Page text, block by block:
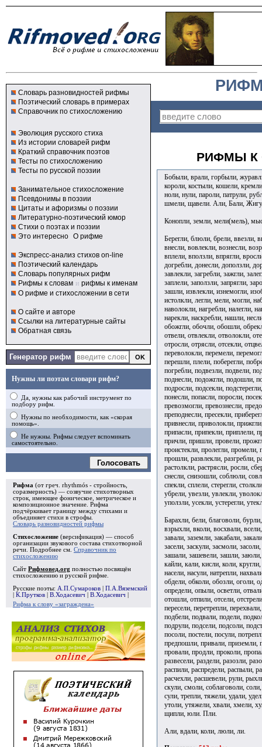
Словарь разновидностей рифмы
Поэтический словарь в примерах
Справочник по стихосложению
Эволюция русского стиха
Из истории словарей рифм
Краткий справочник поэтов
Тесты по стихосложению
Тесты по русской поэзии
Занимательное стихосложение
Псевдонимы в поэзии
Цитаты и афоризмы о поэзии
Литературно-поэтический юмор
Стихи о поэтах и поэзии
Это интересно О рифме
Экспресс-анализ стихов on-line
Поэтический календарь
Словарь популярных рифм
Рифмы к словам и рифмы к именам
О рифме и стихосложении в сети
О сайте и авторе
Ссылки на литературные сайты
Обратная связь
Генератор рифм
Нужны ли поэтам словари рифм?
Да, нужны как рабочий инструмент по
подбору рифм.
Нужны по необходимости, как «скорая
помощь».
Не нужны. Рифмы следует вспоминать
самостоятельно.
Голосовать
Рифма (от греч. rhythmós - стройность,
соразмерность) — созвучие стихотворных
строк, имеющее фоническое, метрическое и
композиционное значение. Рифма
подчёркивает границу между стихами и
объединяет стихи в строфы
Словарь разновидностей рифмы
Стихосложение (версификация) — способ
организации звукового состава стихотворной
речи. Подробнее см. Справочник по
стихосложению
Сайт Рифмовед.org полностью посвящён
стихосложению и русской рифме.
Русские поэты: А.П.Сумароков
П.А.Вяземский
К.Прутков В.Ходасевич В.Ходасевич
Рифма к слову «заграждена»
РИФМЫ К
Бобыли, врали, горбыли,
короли, костыли, кошели,
ноли, нули, пароли, патрули,
шмели, щавели. Али, Бали,
Конопли, земли, мели(мель),
Берегли, блюли, брели, ввезли,
внесли, вовлекли, вознесли,
вплели, вползли, впрягли,
догребли, донесли, доползли,
завлекли, загребли, зажгли,
заплели, заползли, запрягли,
зашли, извлекли, изнемогли,
истолкли, легли, мели, могли,
наволокли, нагребли, налегли,
нарекли, наскребли, нашли,
обожгли, обочли, обошли,
отвели, отвлекли, отволокли,
отросли, отрясли, отсекли,
переволокли, перемели,
перешли, плели, поберегли,
погребли, подвезли, подвели,
поднесли, подожгли, подошли,
подросли, подсекли,
понесли, попасли, поросли,
превозмогли, превознесли,
преподнесли, пресекли,
привнесли, приволокли,
припасли, припекли, приплели,
причли, пришли, провели,
проистекли, пролегли, промели,
прошли, развлекли, разгребли,
растолкли, растрясли, росли,
снесли, снизошли, соблюли,
спекли, сплели, стерегли,
убрели, увезли, увлекли,
уползли, усекли, устерегли,
Барахли, бели, благоволи,
взрыхли, вколи, восхвали,
завали, заземли, закабали,
засели, заскули, засмоли,
зашали, зашевели, зашли,
кайли, кали, кисли, коли,
насели, насули, натрепли,
обдели, обколи, обозли, оголи,
определи, опыли, осветли,
отошли, отпили, отсели,
пересели, перетрепли,
подбели, подвали, подели,
подрули, подсели, подсоли,
посоли, постели, посули,
предпошли, привали, приземли,
провали, продли, проколи,
развесели, раздели, разозли,
распили, распредели, распыли,
расчехли, расшевели, рули,
скули, смоли, соблаговоли,
сули, трепли, тяжели, удали,
утоли, утяжели, хвали, хмели,
щипли, юли. Пли.
Али, вдали, коли, люли, ли.